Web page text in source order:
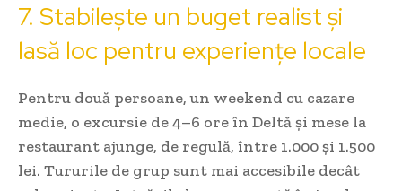
7. Stabilește un buget realist și
lasă loc pentru experiențe locale
Pentru două persoane, un weekend cu cazare
medie, o excursie de 4–6 ore în Deltă și mese la
restaurant ajunge, de regulă, între 1.000 și 1.500
lei. Tururile de grup sunt mai accesibile decât